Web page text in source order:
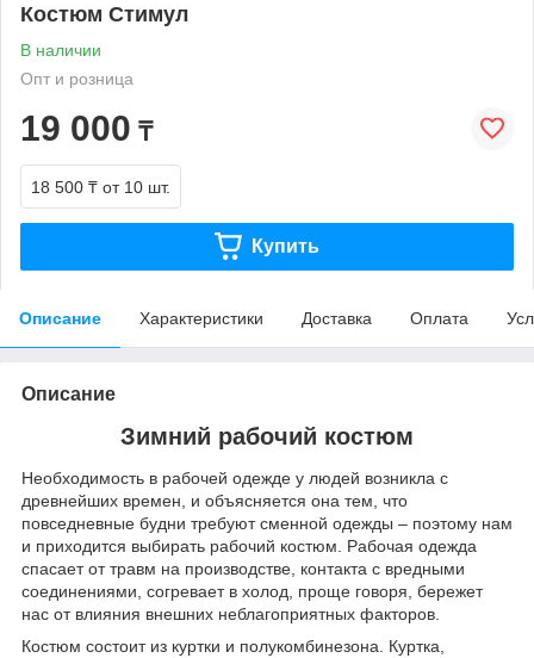
Костюм Стимул
В наличии
Опт и розница
19 000 ₸
18 500 ₸ от 10 шт.
Купить
Описание Характеристики Доставка Оплата
Описание
Зимний рабочий костюм
Необходимость в рабочей одежде у людей возникла с
древнейших времен, и объясняется она тем, что
повседневные будни требуют сменной одежды – поэтому нам
и приходится выбирать рабочий костюм. Рабочая одежда
спасает от травм на производстве, контакта с вредными
соединениями, согревает в холод, проще говоря, бережет
нас от влияния внешних неблагоприятных факторов.
Костюм состоит из куртки и полукомбинезона. Куртка,